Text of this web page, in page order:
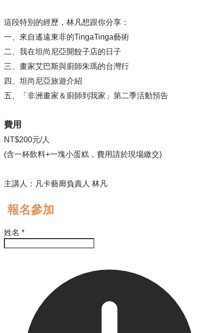
​這段特別的經歷，林凡想跟你分享：
一、來自遙遠東非的TingaTinga藝術
二、我在坦尚尼亞開餃子店的日子
三、畫家艾巴斯與廚師朱瑪的台灣行
四、坦尚尼亞旅遊介紹
五、「非洲畫家＆廚師到我家」第二季活動預告
費用
NT$200元/人
​(含一杯飲料+一塊小蛋糕，費用請於現場繳交)
​主講人：凡卡藝廊負責人 林凡
報名參加
姓名 *